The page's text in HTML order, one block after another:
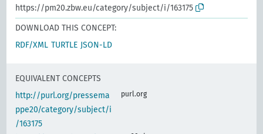
https://pm20.zbw.eu/category/subject/i/163175
DOWNLOAD THIS CONCEPT:
RDF/XML TURTLE JSON-LD
EQUIVALENT CONCEPTS
http://purl.org/pressema
ppe20/category/subject/i
/163175
purl.org